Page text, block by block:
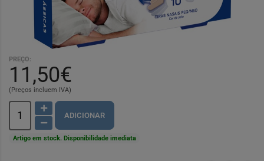
PREÇO:
11,50€
(Preços incluem IVA)
ADICIONAR
Artigo em stock. Disponibilidade imediata